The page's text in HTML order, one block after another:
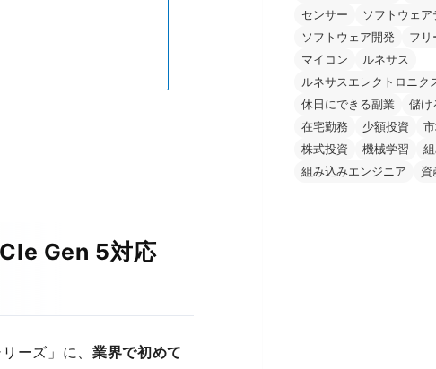
Gen 5対応
ーズ」に、 業界で初めて
センサー
ソフトウェア
ソフトウェア開発
フリ
マイコン
ルネサス
ルネサスエレクトロニク
休日にできる副業
儲け
在宅勤務
少額投資
株式投資
機械学習
組み込みエンジニア
資